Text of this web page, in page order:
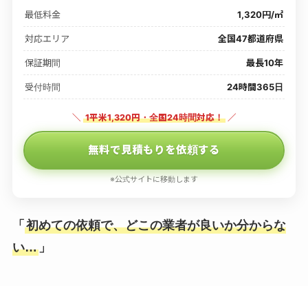
最低料金 1,320円/㎡
対応エリア 全国47都道府県
保証期間 最長10年
受付時間 24時間365日
＼ 1平米1,320円・全国24時間対応！ ／
無料で見積もりを依頼する
※公式サイトに移動します
「 初めての依頼で、どこの業者が良いか分からな
い…」